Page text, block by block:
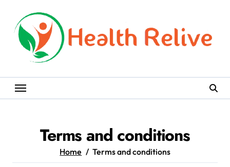
content
Terms and conditions
Home Terms and conditions